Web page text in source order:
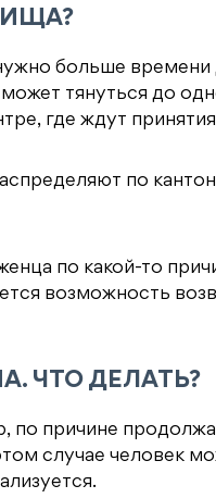
больше времени
тянуться до
где ждут
по
по какой-то
возможность
ЧТО ДЕЛАТЬ?
по причине
случае человек